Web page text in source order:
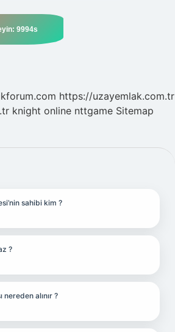
https://uzayemlak.com.tr
knight online nttgame Sitemap
sahibi kim ?
?
nereden alınır ?